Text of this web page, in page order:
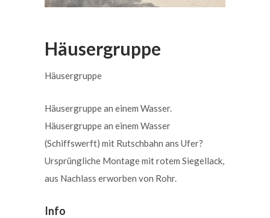
Häusergruppe
Häusergruppe
Häusergruppe an einem Wasser.
Häusergruppe an einem Wasser
(Schiffswerft) mit Rutschbahn ans Ufer?
Ursprüngliche Montage mit rotem Siegellack,
aus Nachlass erworben von Rohr.
Info